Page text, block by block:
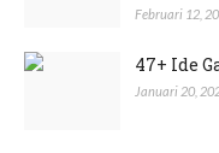
Februari 12,
47+ Ide
Januari 20,